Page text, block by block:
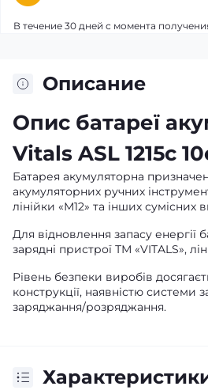
В течение 30 дней с момента
Описание
Опис батареї
Vitals ASL 1215c
Батарея акумуляторна
акумуляторних ручних
лінійки «М12» та інших сумісних
Для відновлення запасу енергії
зарядні пристрої ТМ «VITALS»,
Рівень безпеки виробів
конструкції, наявністю системи
заряджання/розряджання.